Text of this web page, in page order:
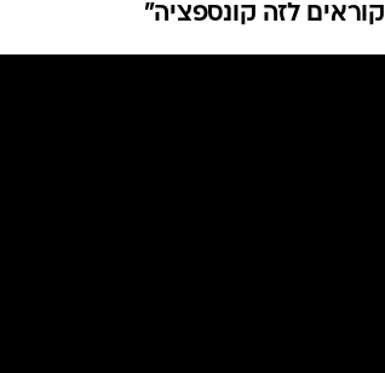
קוראים לזה קונספציה"